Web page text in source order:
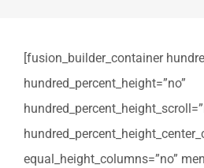
[fusion_builder_container
hundred_percent_height=”no”
equal_height_columns=”no”